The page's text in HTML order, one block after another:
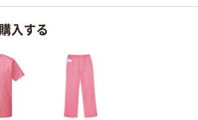
入する